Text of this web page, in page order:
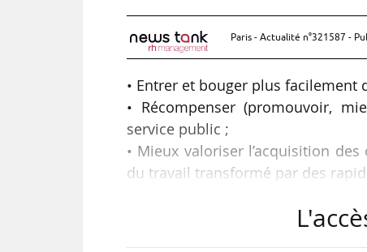
Paris - Actualité n°321587 -
• Entrer et bouger plus
• Récompenser (promouvoir,
service public ;
• Mieux valoriser l’acquisition
du travail transformé par des
Tels sont « les axes principaux